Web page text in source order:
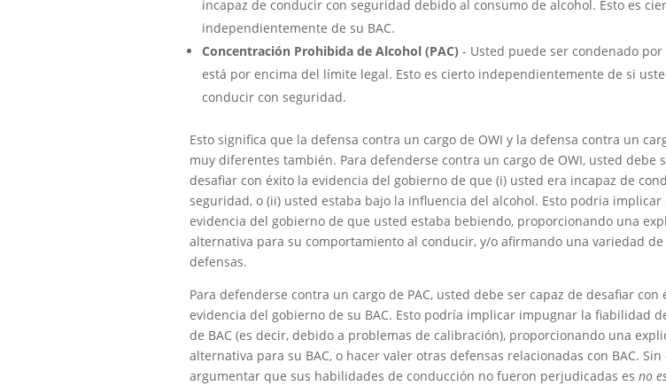
incapaz de conducir con seguridad debido al consumo de alcohol. Esto es
independientemente de su BAC.
Concentración Prohibida de Alcohol (PAC) - Usted puede ser condenado por
está por encima del límite legal. Esto es cierto independientemente de si
conducir con seguridad.
Esto significa que la defensa contra un cargo de OWI y la defensa contra un
muy diferentes también. Para defenderse contra un cargo de OWI, usted debe
desafiar con éxito la evidencia del gobierno de que (i) usted era incapaz de
seguridad, o (ii) usted estaba bajo la influencia del alcohol. Esto podria
evidencia del gobierno de que usted estaba bebiendo, proporcionando una
alternativa para su comportamiento al conducir, y/o afirmando una variedad de
defensas.
Para defenderse contra un cargo de PAC, usted debe ser capaz de desafiar con
evidencia del gobierno de su BAC. Esto podría implicar impugnar la fiabilidad
de BAC (es decir, debido a problemas de calibración), proporcionando una
alternativa para su BAC, o hacer valer otras defensas relacionadas con BAC. Sin
argumentar que sus habilidades de conducción no fueron perjudicadas es no